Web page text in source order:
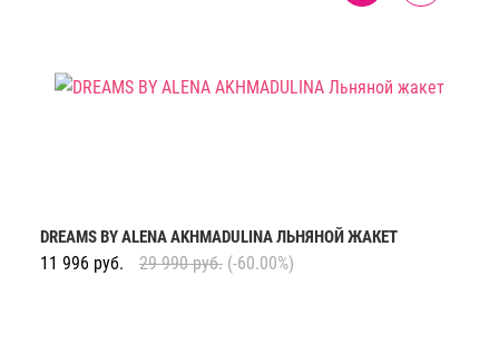
DREAMS BY ALENA AKHMADULINA ЛЬНЯНОЙ ЖАКЕТ
11 996 руб. 29 990 руб. (-60.00%)